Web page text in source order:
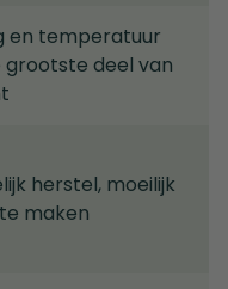
en temperatuur
grootste deel van
herstel, moeilijk
maken